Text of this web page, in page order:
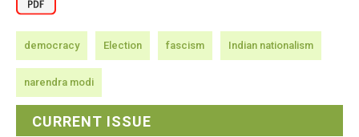
democracy Election fascism Indian nationalism
narendra modi
CURRENT ISSUE